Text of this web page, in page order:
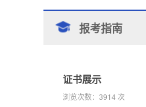
报考指南
证书展示
浏览次数： 3914 次